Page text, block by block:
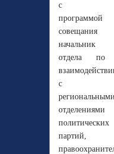
с
программой
совещания
начальник
отдела по
с
отделениями
политических
партий,